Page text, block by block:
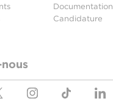
Documentation
Candidature